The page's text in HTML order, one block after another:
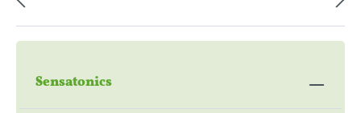
Sensatonics